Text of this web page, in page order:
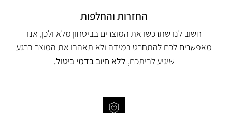
החזרות והחלפות
חשוב לנו שתרכשו את המוצרים בביטחון מלא ולכן, אנו
מאפשרים לכם להתחרט במידה ולא תאהבו את המוצר ברגע
שיגיע לביתכם, ללא חיוב בדמי ביטול.